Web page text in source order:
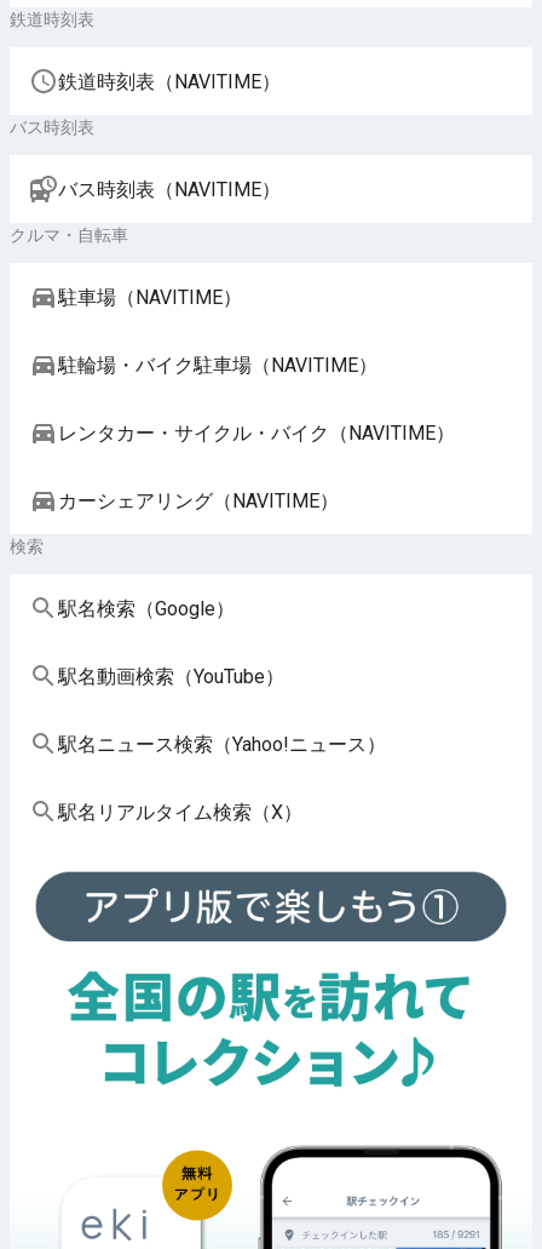
鉄道時刻表
鉄道時刻表（NAVITIME）
バス時刻表
バス時刻表（NAVITIME）
クルマ・自転車
駐車場（NAVITIME）
駐輪場・バイク駐車場（NAVITIME）
レンタカー・サイクル・バイク（NAVITIME）
カーシェアリング（NAVITIME）
検索
駅名検索（Google）
駅名動画検索（YouTube）
駅名ニュース検索（Yahoo!ニュース）
駅名リアルタイム検索（X）